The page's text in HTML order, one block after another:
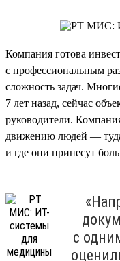
Компания готова
с профессиональным
сложность задач.
7 лет назад, сейчас
руководители.
движению людей —
и где они принесут
с